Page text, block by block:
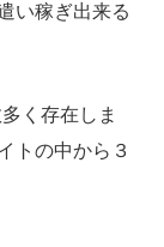
い稼ぎ出来る
く存在しま
トの中から３